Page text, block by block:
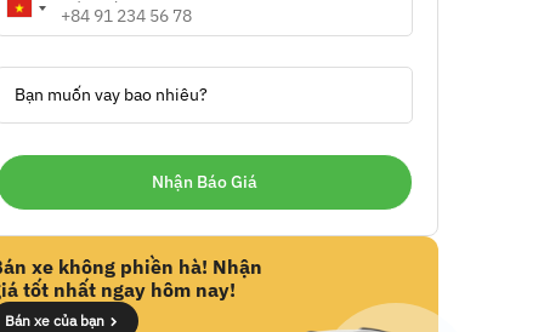
Bạn muốn vay bao nhiêu?
xe không phiền hà! Nhận
tốt nhất ngay hôm nay!
Bán xe của bạn